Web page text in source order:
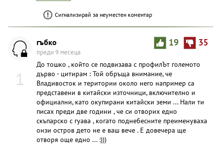
Сигнализирай за неуместен коментар
1
19 35
гъбко
преди 9 месеца
До тошко , който се подвизава с профилЪт големото
дърво - цитирам : Той обръща внимание, че
Владивосток и територии около него например са
представени в китайски източници, включително и
официални, като окупирани китайски земи ... Нали ти
писах преди две години , че си отворих едно
скъпарско с гуава , когато поднебесните преименуваха
онзи остров дето не е ваш вече . Е довечера ще
отворя още едно ... :)))